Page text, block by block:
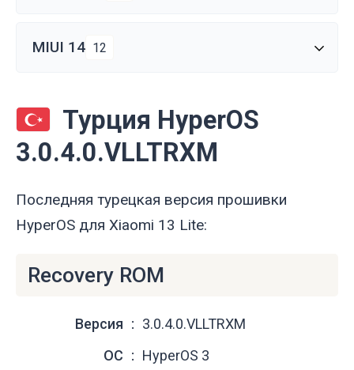
MIUI 14 12
Турция HyperOS
3.0.4.0.VLLTRXM
Последняя турецкая версия прошивки
HyperOS для Xiaomi 13 Lite:
Recovery ROM
Версия
3.0.4.0.VLLTRXM
ОС
HyperOS 3